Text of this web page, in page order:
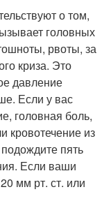
о том,
головных
рвоты, за
криза. Это
давление
Если у вас
головная боль,
кровотечение из
пять
Если ваши
мм рт. ст. или